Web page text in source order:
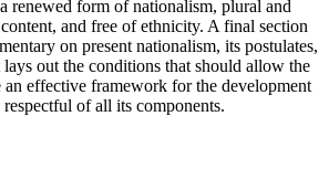
renewed form of nationalism, plural and
and free of ethnicity. A final section
on present nationalism, its postulates,
lays out the conditions that should allow the
an effective framework for the development
of all its components.